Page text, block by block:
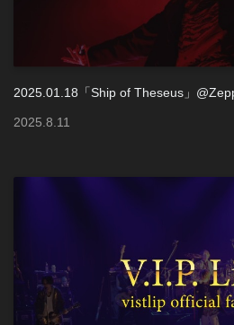
2025.01.18「Ship of Theseus」
2025 8 11